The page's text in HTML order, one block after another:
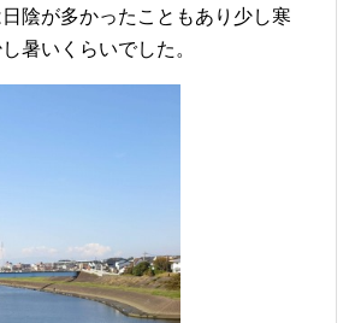
陰が多かったこともあり少し寒
暑いくらいでした。